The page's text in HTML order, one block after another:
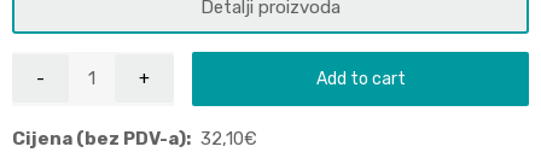
Detalji proizvoda
Add to cart
Cijena (bez PDV-a): 32,10€